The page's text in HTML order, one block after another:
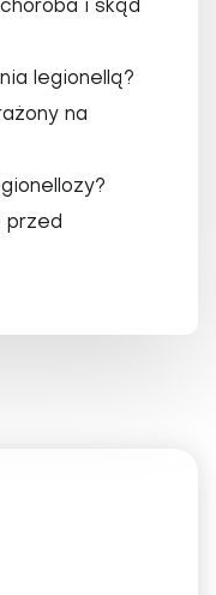
i skąd
legionellą?
na
przed